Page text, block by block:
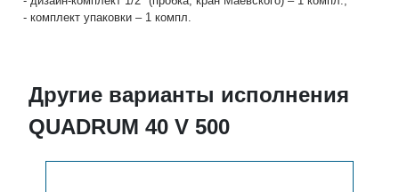
- комплект упаковки – 1 компл.
Другие варианты исполнения
QUADRUM 40 V 500